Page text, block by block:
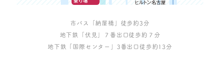
市バス「納屋橋」徒歩約3分
地下鉄「伏見」７番出口徒歩約７分
地下鉄「国際センター」3番出口徒歩約13分